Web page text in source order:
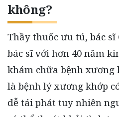
không?
Thầy thuốc ưu tú, bác sĩ
bác sĩ với hơn 40 năm
khám chữa bệnh xương
là bệnh lý xương khớp
dễ tái phát tuy nhiên